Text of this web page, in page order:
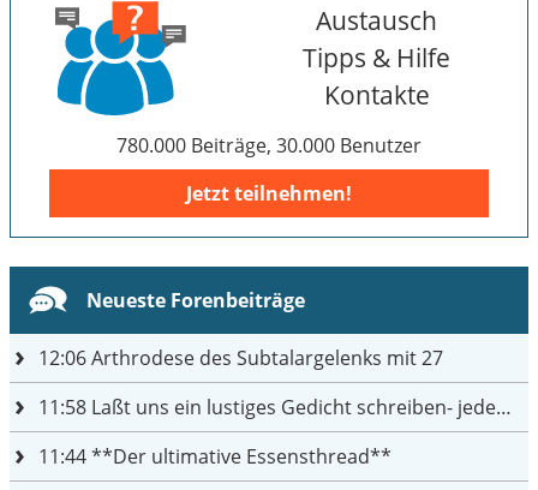
Austausch
Tipps & Hilfe
Kontakte
780.000 Beiträge, 30.000 Benutzer
Jetzt teilnehmen!
Neueste Forenbeiträge
12:06Arthrodese des Subtalargelenks mit 27
11:58 Laßt uns ein lustiges Gedicht schreiben- jeder einen Satz
11:44**Der ultimative Essensthread**